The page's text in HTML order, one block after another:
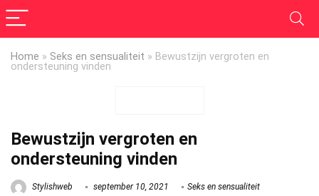
Home » Seks en sensualiteit » Bewustzijn vergroten en
ondersteuning vinden
Bewustzijn vergroten en
ondersteuning vinden
Stylishweb september 10, 2021 Seks en sensualiteit